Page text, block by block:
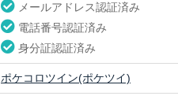
メールアドレス認証済み
電話番号認証済み
身分証認証済み
ポケコロツイン(ポケツイ)